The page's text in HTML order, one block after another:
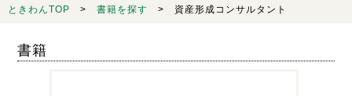
ときわんTOP > 書籍を探す > 資産形成コンサルタント
書籍